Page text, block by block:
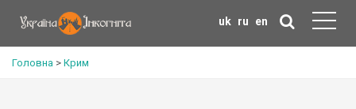
uk ru en
Головна > Крим